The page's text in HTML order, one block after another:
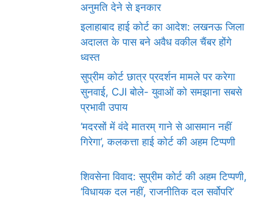
अनुमति देने से इनकार
इलाहाबाद हाई कोर्ट का आदेश: लखनऊ जिला
अदालत के पास बने अवैध वकील चैंबर होंगे
ध्वस्त
सुप्रीम कोर्ट छात्र प्रदर्शन मामले पर करेगा
सुनवाई, CJI बोले- युवाओं को समझाना सबसे
प्रभावी उपाय
‘मदरसों में वंदे मातरम् गाने से आसमान नहीं
गिरेगा’, कलकत्ता हाई कोर्ट की अहम टिप्पणी
शिवसेना विवाद: सुप्रीम कोर्ट की अहम टिप्पणी,
‘विधायक दल नहीं, राजनीतिक दल सर्वोपरि’